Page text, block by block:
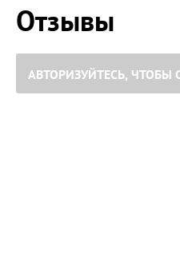
Отзывы
АВТОРИЗУЙТЕСЬ, ЧТОБЫ